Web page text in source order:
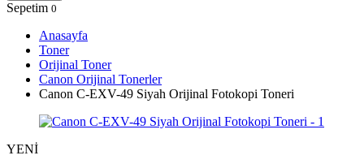
Sepetim 0
Anasayfa
Toner
Orijinal Toner
Canon Orijinal Tonerler
Canon C-EXV-49 Siyah Orijinal Fotokopi Toneri
YENİ